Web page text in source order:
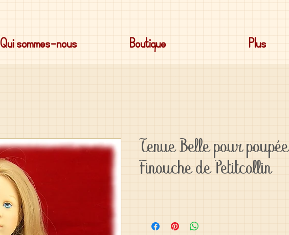
Qui sommes-nous Boutique Plus
Tenue Belle pour poupée
Finouche de Petitcollin